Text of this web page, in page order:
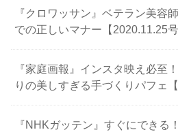
『クロワッサン』ベテラン美容
での正しいマナー【2020.11.25号
『家庭画報』インスタ映え必至
りの美しすぎる手づくりパフェ
『NHKガッテン』すぐにできる